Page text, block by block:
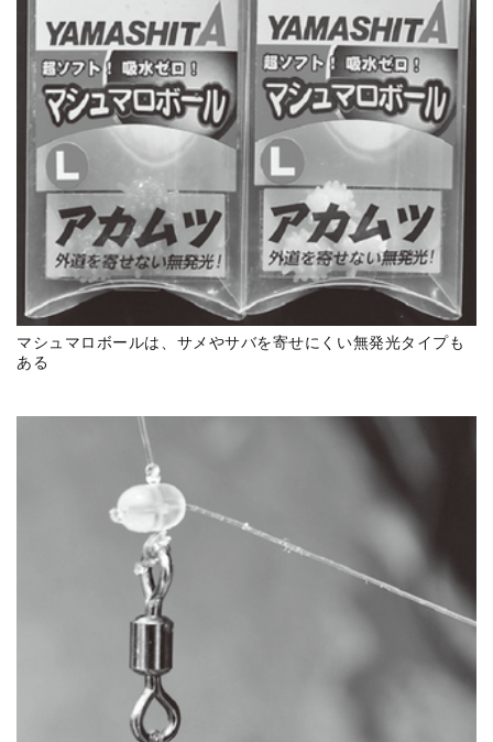
マシュマロボールは、サメやサバを寄せにくい無発光タイプも
ある